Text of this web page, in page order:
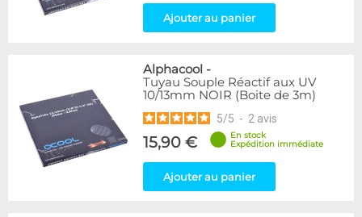
Ajouter au panier
Alphacool -
Tuyau Souple Réactif aux UV
10/13mm NOIR (Boite de 3m)
5/5 - 2 avis
15,90 €
En stock
Expédition immédiate
Ajouter au panier